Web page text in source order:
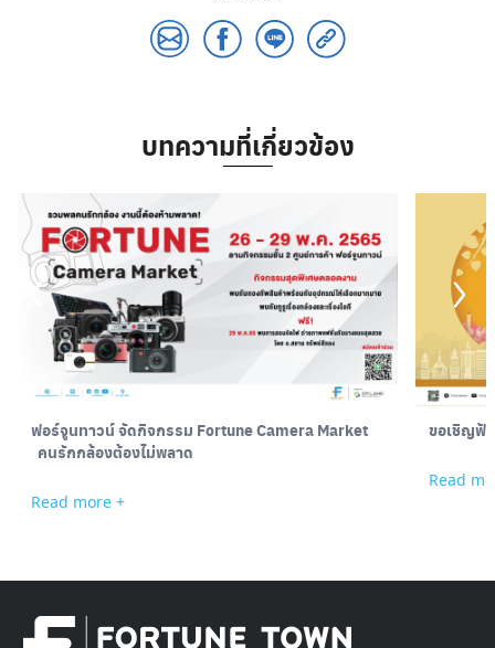
บทความที่เกี่ยวข้อง
ฟอร์จูนทาวน์ จัดกิจกรรม Fortune Camera Market
คนรักกล้องต้องไม่พลาด￼
Read more +
ขอเชิญฟั
Read